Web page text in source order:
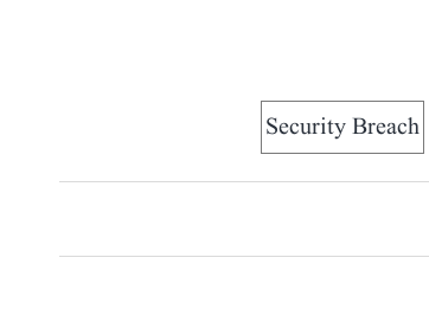
Security Breach